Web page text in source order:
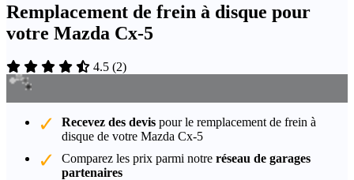
Remplacement de frein à disque pour
votre Mazda Cx-5
4.5 (2)
Recevez des devis pour le remplacement de frein à
disque de votre Mazda Cx-5
Comparez les prix parmi notre réseau de garages
partenaires